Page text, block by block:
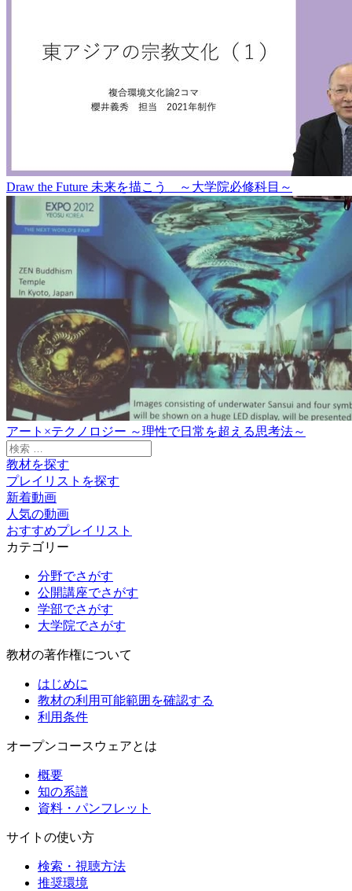
Draw the Future 未来を描こう ～大学院必修科目～
アート×テクノロジー ～理性で日常を超える思考法～
検
索:
教材を探す
プレイリストを探す
新着動画
人気の動画
おすすめプレイリスト
カテゴリー
分野でさがす
公開講座でさがす
学部でさがす
大学院でさがす
教材の著作権について
はじめに
教材の利用可能範囲を確認する
利用条件
オープンコースウェアとは
概要
知の系譜
資料・パンフレット
サイトの使い方
検索・視聴方法
推奨環境